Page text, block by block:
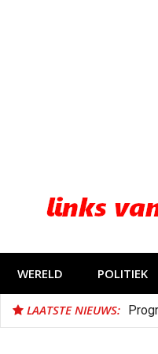
WERELD POLITIEK
LAATSTE NIEUWS: